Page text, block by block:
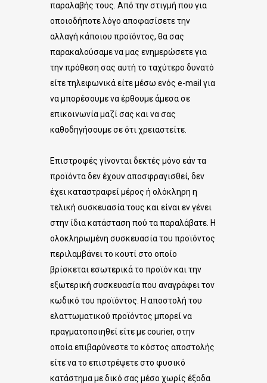
παραλαβής τους. Από την στιγμή που για
οποιοδήποτε λόγο αποφασίσετε την
αλλαγή κάποιου προϊόντος, θα σας
παρακαλούσαμε να μας ενημερώσετε για
την πρόθεση σας αυτή το ταχύτερο δυνατό
είτε τηλεφωνικά είτε μέσω ενός e-mail για
να μπορέσουμε να έρθουμε άμεσα σε
επικοινωνία μαζί σας και να σας
καθοδηγήσουμε σε ότι χρειαστείτε.
Επιστροφές γίνονται δεκτές μόνο εάν τα
προϊόντα δεν έχουν αποσφραγισθεί, δεν
έχει καταστραφεί μέρος ή ολόκληρη η
τελική συσκευασία τους και είναι εν γένει
στην ίδια κατάσταση πού τα παραλάβατε. Η
ολοκληρωμένη συσκευασία του προϊόντος
περιλαμβάνει το κουτί στο οποίο
βρίσκεται εσωτερικά το προϊόν και την
εξωτερική συσκευασία που αναγράφει τον
κωδικό του προϊόντος. Η αποστολή του
ελαττωματικού προϊόντος μπορεί να
πραγματοποιηθεί είτε με courier, στην
οποία επιβαρύνεστε το κόστος αποστολής
είτε να το επιστρέψετε στο φυσικό
κατάστημα με δικό σας μέσο χωρίς έξοδα